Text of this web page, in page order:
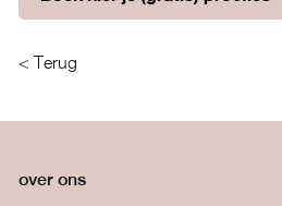
< Terug
over ons